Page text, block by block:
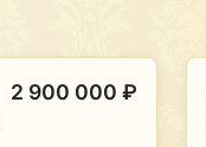
2 900 000 ₽